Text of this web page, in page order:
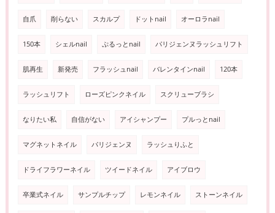
自爪 削らない スカルプ ドットnail オーロラnail
150本 シェルnail ぷるっとnail パリジェンヌラッシュリフト
肌再生 新発売 フラッシュnail バレンタインnail 120本
ラッシュリフト ローズピンクネイル スクリューブラシ
なりたい私 自信がない アイシャンプー プルっとnail
マグネットネイル パリジェンヌ ラッシュりふと
ドライフラワーネイル ツイードネイル アイブロウ
卒業式ネイル サンプルチップ レモンネイル ストーンネイル